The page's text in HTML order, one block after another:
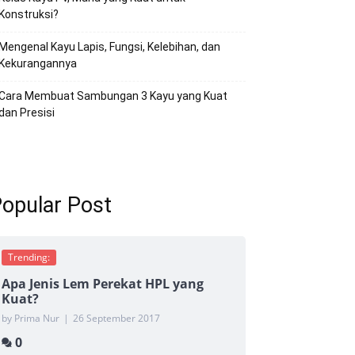
Kayu Lapis, Fungsi, Kelebihan, dan
Membuat Sambungan 3 Kayu yang Kuat
Presisi
Post
Trending:
Apa Jenis Lem Perekat HPL yang
Kuat?
by Prima Nur | 26 September 2017
0